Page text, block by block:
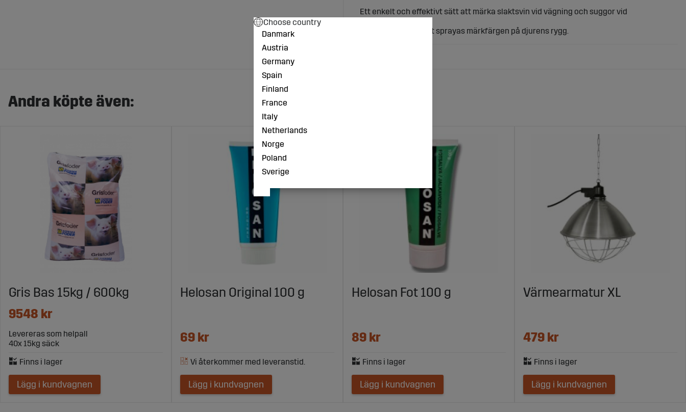
Ett enkelt och effektivt sätt att märka slaktsvin vid vägning och suggor vid
Snabbt och bekvämt sprayas märkfärgen på djurens rygg.
Andra köpte även:
Gris Bas 15kg / 600kg
9548 kr
Levereras som helpall
40x 15kg säck
Lägg i kundvagnen
Helosan Original 100 g
69 kr
Lägg i kundvagnen
Helosan Fot 100 g
89 kr
Lägg i kundvagnen
Värmearmatur XL
479 kr
Lägg i kundvagnen
Choose country
Danmark
Austria
Germany
Spain
Finland
France
Italy
Netherlands
Norge
Poland
Sverige